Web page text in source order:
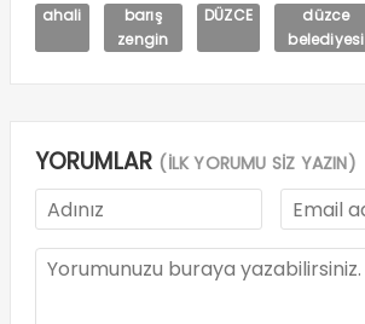
ahali
barış
zengin
DÜZCE
düzce
belediyesi
YORUMLAR (İLK YORUMU SİZ YAZIN)